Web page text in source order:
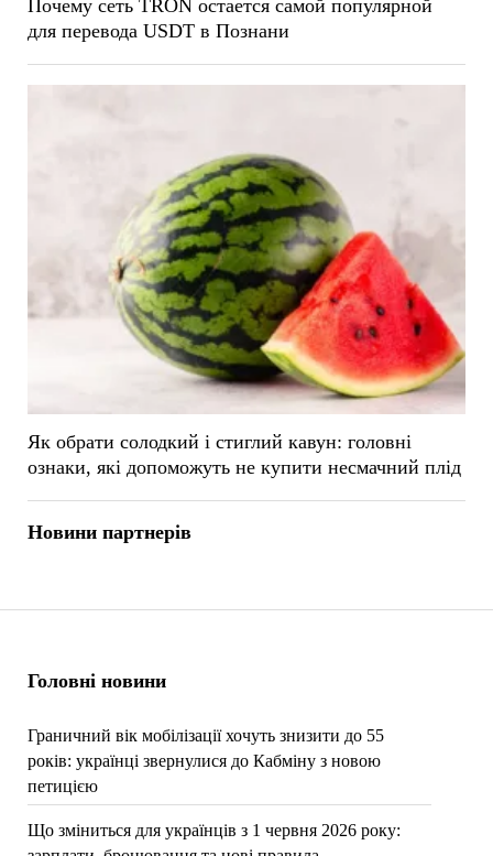
Головні новини
Граничний вік мобілізації хочуть знизити до 55
років: українці звернулися до Кабміну з новою
петицією
Що зміниться для українців з 1 червня 2026 року:
Почему сеть TRON остается самой популярной
для перевода USDT в Познани
Як обрати солодкий і стиглий кавун: головні
ознаки, які допоможуть не купити несмачний плід
Новини партнерів